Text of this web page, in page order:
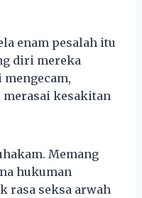
enam pesalah itu
diri mereka
merasai kesakitan
Memang
hukuman
rasa seksa arwah